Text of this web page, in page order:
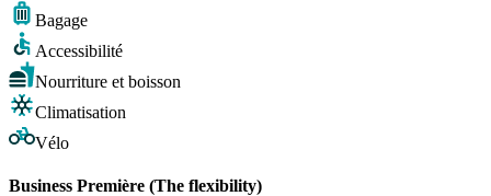
Bagage
Accessibilité
Nourriture et boisson
Climatisation
Vélo
Business Première (The flexibility)